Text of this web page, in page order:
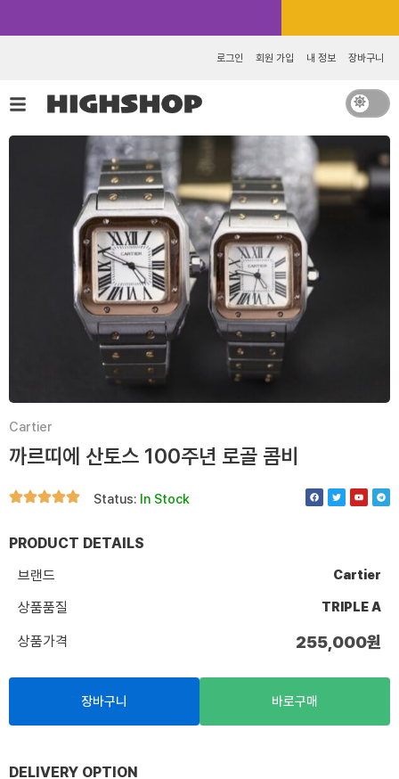
건
너
뛰
로그인 회원 가입 내 정보 장바구니
Cartier
까르띠에 산토스 100주년 로골 콤비
Status: In Stock
F
a
c
T
w
i
Y
o
u
T
e
l
PRODUCT DETAILS
브랜드
Cartier
상품품질 TRIPLE A
상품가격 255,000원
장바구니 바로구매
DELIVERY OPTION